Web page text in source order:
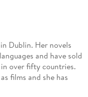
Dublin. Her novels
and have sold
over fifty countries.
films and she has